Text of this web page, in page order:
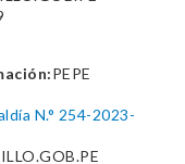
PEPE
N.° 254-2023-